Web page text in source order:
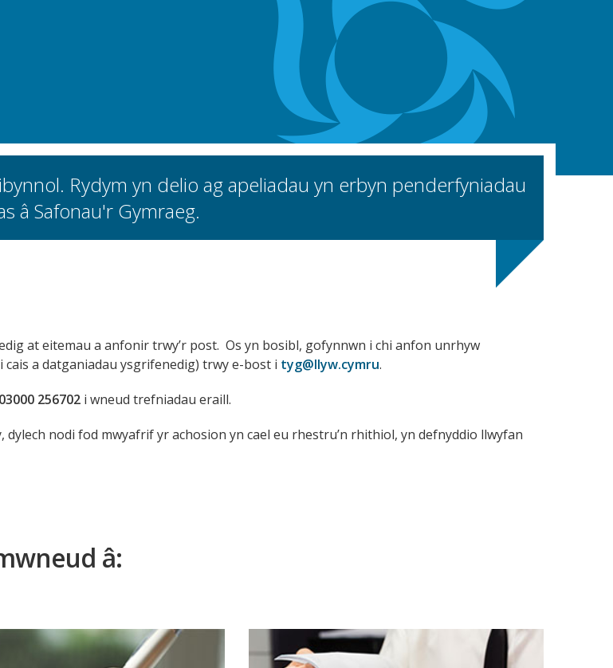
Rydym yn delio ag apeliadau yn erbyn penderfyniadau
â Safonau'r Gymraeg.
at eitemau a anfonir trwy’r post. Os yn bosibl, gofynnwn i chi anfon unrhyw
a datganiadau ysgrifenedig) trwy e-bost i tyg@llyw.cymru.
03000 256702 i wneud trefniadau eraill.
nodi fod mwyafrif yr achosion yn cael eu rhestru’n rhithiol, yn defnyddio llwyfan
â: